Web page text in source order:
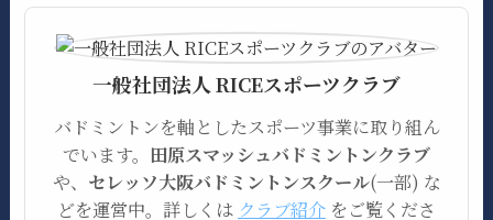
一般社団法人 RICEスポーツクラブ
バドミントンを軸としたスポーツ事業に取り組ん
でいます。 田原スマッシュバドミントンクラブ
や、 セレッソ大阪バドミントンスクール(一部) な
どを運営中。詳しくは クラブ紹介 をご覧くださ